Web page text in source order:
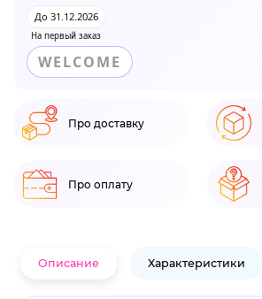
На первый заказ
До 31.12.2026
WELCOME
Про доставку
Про оплату
Описание Характеристики